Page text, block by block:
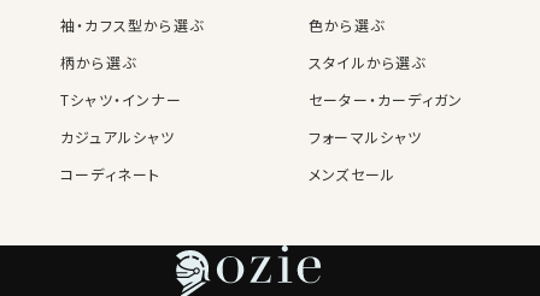
袖・カフス型から選ぶ
色から選ぶ
柄から選ぶ
スタイルから選ぶ
Tシャツ・インナー
セーター・カーディガン
カジュアルシャツ
フォーマルシャツ
コーディネート
メンズセール
袖・カフス型から選ぶ
カフスボタン